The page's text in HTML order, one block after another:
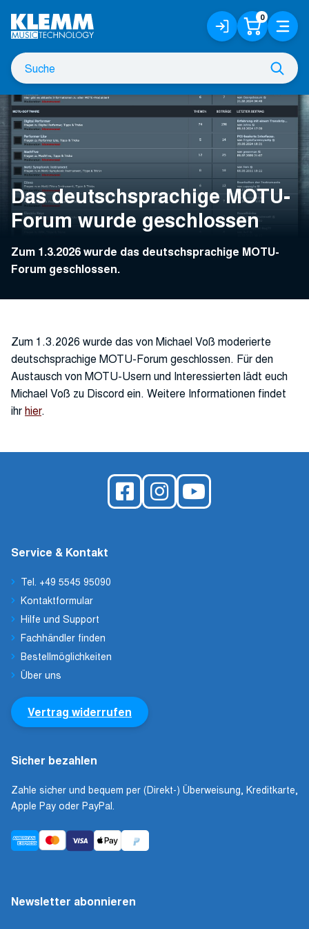
Hauptinhalt
Suche
nach
Anmelden
/
Registrieren
0 Menü
Das deutschsprachige MOTU-
Forum wurde geschlossen
Zum 1.3.2026 wurde das deutschsprachige MOTU-
Forum geschlossen.
Zum 1.3.2026 wurde das von Michael Voß moderierte
deutschsprachige MOTU-Forum geschlossen. Für den
Austausch von MOTU-Usern und Interessierten lädt euch
Michael Voß zu Discord ein. Weitere Informationen findet
ihrhier.
Service & Kontakt
Tel. +49 5545 95090
Kontaktformular
Hilfe und Support
Fachhändler finden
Bestellmöglichkeiten
Über uns
Vertrag widerrufen
Sicher bezahlen
Zahle sicher und bequem per (Direkt-) Überweisung, Kreditkarte,
Apple Pay oder PayPal.
Newsletter abonnieren